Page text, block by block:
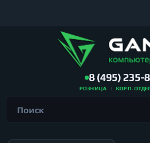
8 (495) 235-
РОЗНИЦА КОРП.